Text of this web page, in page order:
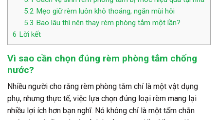
5.2 Mẹo giữ rèm luôn khô thoáng, ngăn mùi hôi
5.3 Bao lâu thì nên thay rèm phòng tắm một lần?
6 Lời kết
Vì sao cần chọn đúng rèm phòng tắm chống
nước?
Nhiều người cho rằng rèm phòng tắm chỉ là một vật dụng
phụ, nhưng thực tế, việc lựa chọn đúng loại rèm mang lại
nhiều lợi ích hơn bạn nghĩ. Nó không chỉ là một tấm chắn